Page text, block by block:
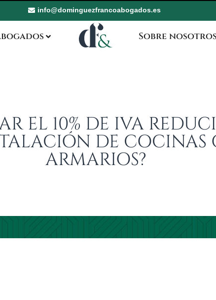
info@dominguezfrancoabogados.es
Sobre nosotros
EL 10% DE IVA
DE COCINAS
ARMARIOS?